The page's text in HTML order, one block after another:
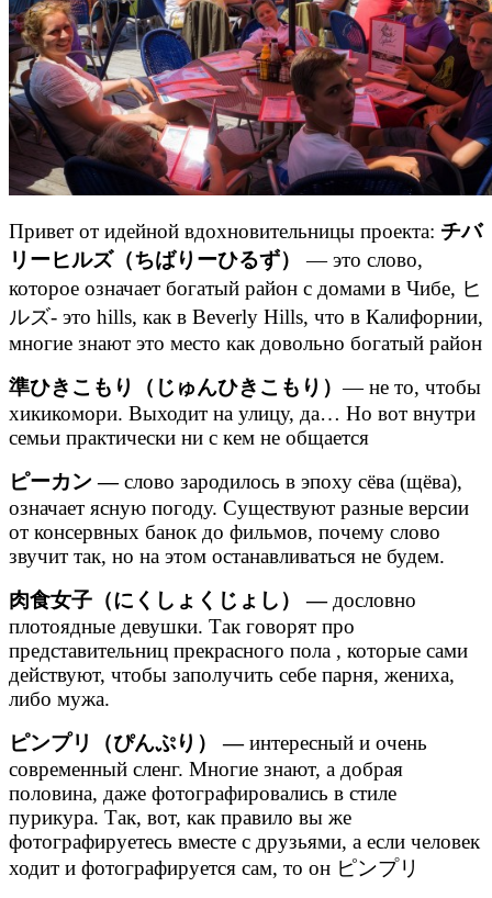
Привет от идейной вдохновительницы проекта: チバ
リーヒルズ（ちばりーひるず）
— это слово,
которое означает богатый район с домами в Чибе, ヒ
ルズ- это hills, как в Beverly Hills, что в Калифорнии,
многие знают это место как довольно богатый район
準ひきこもり（じゅんひきこもり）— не то, чтобы
хикикомори. Выходит на улицу, да… Но вот внутри
семьи практически ни с кем не общается
ピーカン —слово зародилось в эпоху сёва (щёва),
означает ясную погоду. Существуют разные версии
от консервных банок до фильмов, почему слово
звучит так, но на этом останавливаться не будем.
肉食女子（にくしょくじょし） —дословно
плотоядные девушки. Так говорят про
представительниц прекрасного пола , которые сами
действуют, чтобы заполучить себе парня, жениха,
либо мужа.
ピンプリ（ぴんぷり） —интересный и очень
современный сленг. Многие знают, а добрая
половина, даже фотографировались в стиле
пурикура. Так, вот, как правило вы же
фотографируетесь вместе с друзьями, а если человек
ходит и фотографируется сам, то он ピンプリ